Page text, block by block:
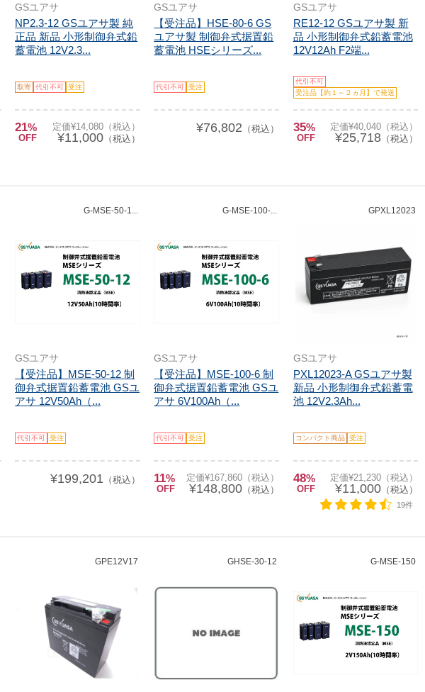
GSユアサ
NP2.3-12 GSユアサ製 純
正品 新品 小形制御弁式鉛
蓄電池 12V2.3...
取寄 代引不可 受注
21%
OFF
定価¥14,080（税込）
¥11,000（税込）
GSユアサ
【受注品】HSE-80-6 GS
ユアサ製 制御弁式据置鉛
蓄電池 HSEシリーズ...
代引不可 受注
¥76,802 （税込）
GSユアサ
RE12-12 GSユアサ製 新
品 小形制御弁式鉛蓄電池
12V12Ah F2端...
代引不可
受注品【約１～２ヵ月】で発送
35%
OFF
定価¥40,040（税込）
¥25,718 （税込）
G-MSE-50-1...
GSユアサ
【受注品】MSE-50-12 制
御弁式据置鉛蓄電池 GSユ
アサ 12V50Ah（...
代引不可 受注
¥199,201 （税込）
G-MSE-100-...
GSユアサ
【受注品】MSE-100-6 制
御弁式据置鉛蓄電池 GSユ
アサ 6V100Ah（...
代引不可 受注
11%
OFF
定価¥167,860（税込）
¥148,800（税込）
GPXL12023
GSユアサ
PXL12023-A GSユアサ製
新品 小形制御弁式鉛蓄電
池 12V2.3Ah...
コンパクト商品 受注
48%
OFF
定価¥21,230（税込）
¥11,000 （税込）
19件
GPE12V17 GHSE-30-12 G-MSE-150